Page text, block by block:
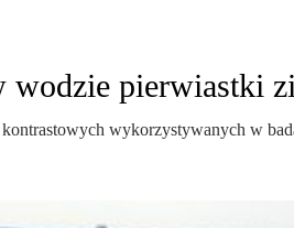
pierwiastki
wykorzystywanych w